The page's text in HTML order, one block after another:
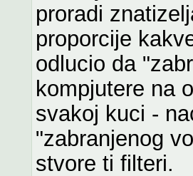
proradi
proporcije
odlucio da
kompjutere na
svakoj kuci -
"zabranjenog
stvore ti filteri.